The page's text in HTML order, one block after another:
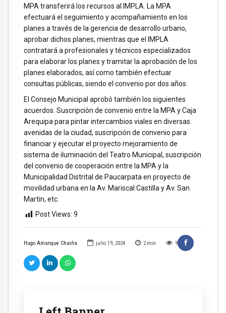
Hugo Amanque Chaiña julio 19, 2024 2 min 9
MPA transferirá los recursos al IMPLA. La MPA
efectuará el seguimiento y acompañamiento en los
planes a través de la gerencia de desarrollo urbano,
aprobar dichos planes, mientras que el IMPLA
contratará a profesionales y técnicos especializados
para elaborar los planes y tramitar la aprobación de los
planes elaborados, así como también efectuar
consultas públicas, siendo el convenio por dos años.
El Consejo Municipal aprobó también los siguientes
acuerdos. Suscripción de convenio entre la MPA y Caja
Arequipa para pintar intercambios viales en diversas
avenidas de la ciudad, suscripción de convenio para
financiar y ejecutar el proyecto mejoramiento de
sistema de iluminación del Teatro Municipal, suscripción
del convenio de cooperación entre la MPA y la
Municipalidad Distrital de Paucarpata en proyecto de
movilidad urbana en la Av. Mariscal Castilla y Av. San
Martin, etc.
Post Views: 9